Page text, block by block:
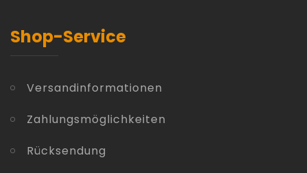
Shop-Service
Versandinformationen
Zahlungsmöglichkeiten
Rücksendung